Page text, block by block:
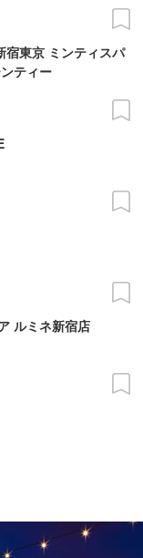
宿東京 ミンティスパ
ティー
ルミネ新宿店